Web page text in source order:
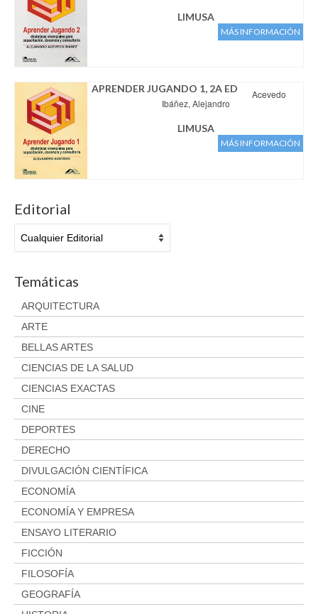
Cambios y devoluciones
LIMUSA
MÁS INFORMACIÓN
APRENDER JUGANDO 1, 2A ED Acevedo
Ibáñez, Alejandro
LIMUSA
MÁS INFORMACIÓN
Editorial
Temáticas
ARQUITECTURA
ARTE
BELLAS ARTES
CIENCIAS DE LA SALUD
CIENCIAS EXACTAS
CINE
DEPORTES
DERECHO
DIVULGACIÓN CIENTÍFICA
ECONOMÍA
ECONOMÍA Y EMPRESA
ENSAYO LITERARIO
FICCIÓN
FILOSOFÍA
GEOGRAFÍA